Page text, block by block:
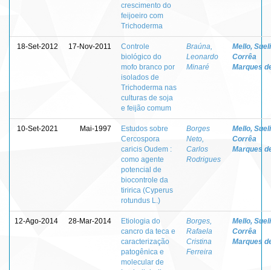
crescimento do
feijoeiro com
Trichoderma
18-Set-2012 17-Nov-2011
Controle
biológico do
mofo branco por
isolados de
Trichoderma nas
culturas de soja
e feijão comum
Braúna,
Leonardo
Minaré
Mello, Sueli
Corrêa
Marques
10-Set-2021 Mai-1997
Estudos sobre
Cercospora
caricis Oudem :
como agente
potencial de
biocontrole da
tiririca (Cyperus
rotundus L.)
Borges
Neto,
Carlos
Rodrigues
Mello, Sueli
Corrêa
Marques
12-Ago-2014 28-Mar-2014
Etiologia do
cancro da teca e
caracterização
patogênica e
molecular de
Borges,
Rafaela
Cristina
Ferreira
Mello, Sueli
Corrêa
Marques